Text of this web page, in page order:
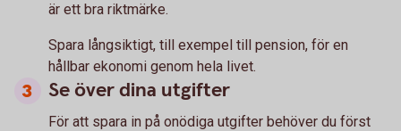
är ett bra riktmärke.
Spara långsiktigt, till exempel till pension, för en
hållbar ekonomi genom hela livet.
Se över dina utgifter
För att spara in på onödiga utgifter behöver du först